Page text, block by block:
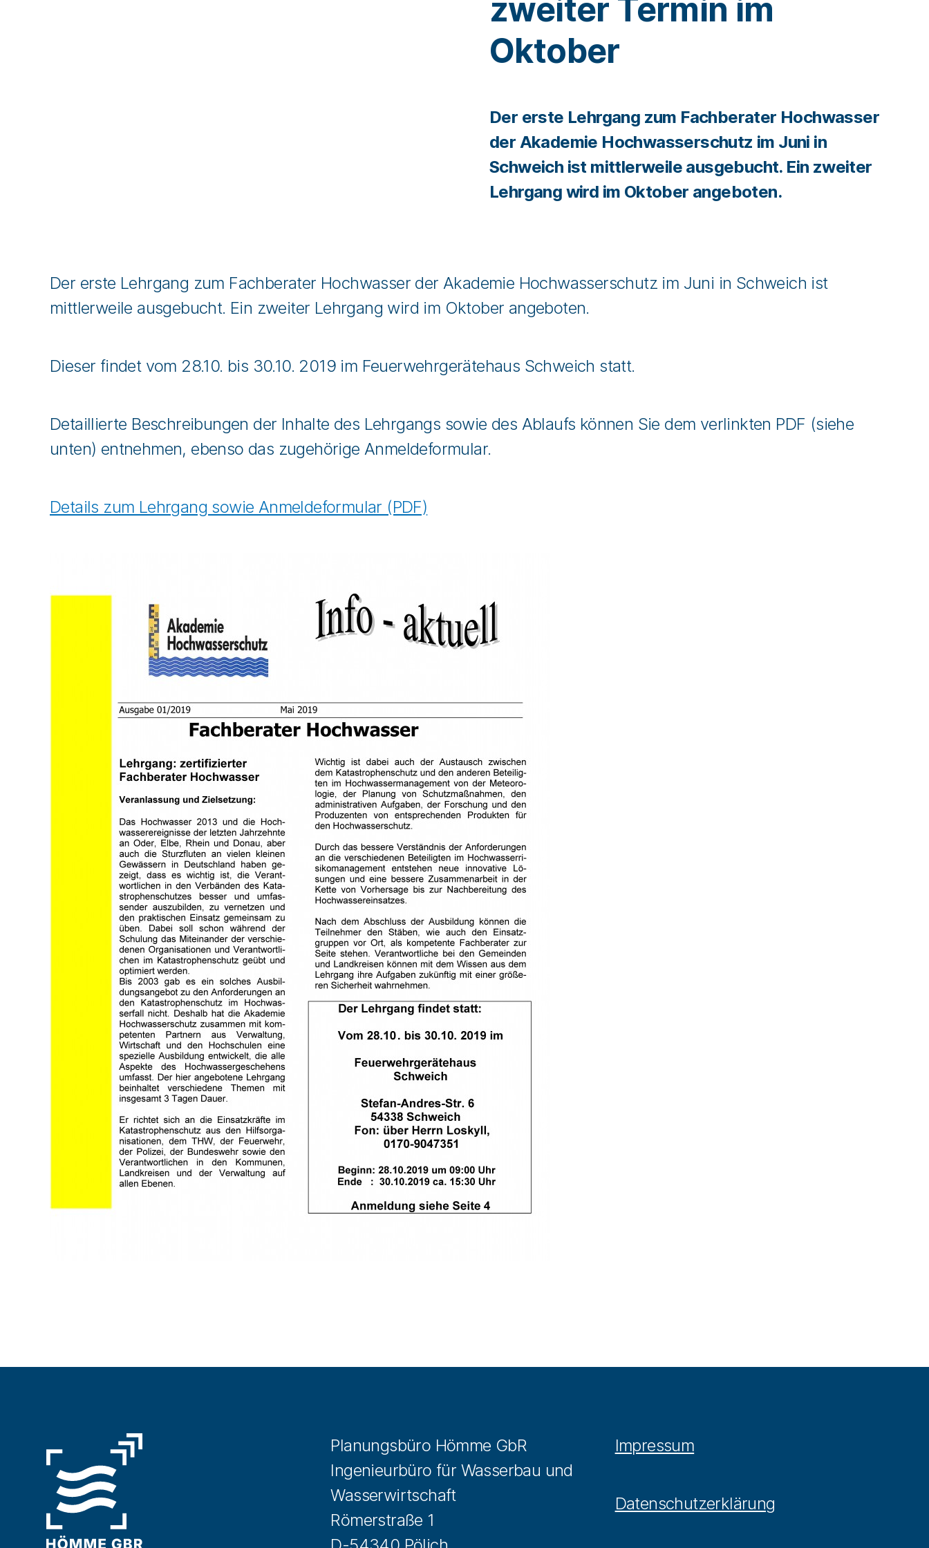
zweiter Termin im
Oktober
Der erste Lehrgang zum Fachberater Hochwasser
der Akademie Hochwasserschutz im Juni in
Schweich ist mittlerweile ausgebucht. Ein zweiter
Lehrgang wird im Oktober angeboten.
Der erste Lehrgang zum Fachberater Hochwasser der Akademie Hochwasserschutz im Juni in Schweich ist
mittlerweile ausgebucht. Ein zweiter Lehrgang wird im Oktober angeboten.
Dieser findet vom 28.10. bis 30.10. 2019 im Feuerwehrgerätehaus Schweich statt.
Detaillierte Beschreibungen der Inhalte des Lehrgangs sowie des Ablaufs können Sie dem verlinkten PDF (siehe
unten) entnehmen, ebenso das zugehörige Anmeldeformular.
Details zum Lehrgang sowie Anmeldeformular (PDF)
Planungsbüro Hömme GbR
Ingenieurbüro für Wasserbau und
Wasserwirtschaft
Römerstraße 1
Impressum
Datenschutzerklärung